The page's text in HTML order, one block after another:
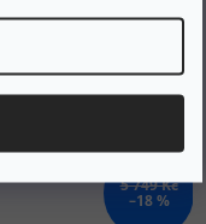
5 749 Kč
–18 %